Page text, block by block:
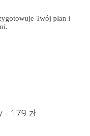
Twój plan i
- 179 zł